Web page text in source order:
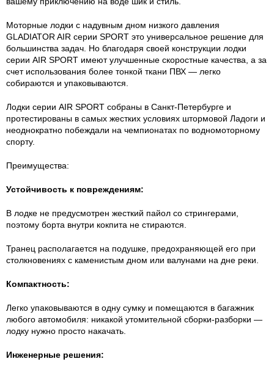
Моторные лодки с надувным дном низкого давления
GLADIATOR AIR серии SPORT это универсальное решение для
большинства задач. Но благодаря своей конструкции лодки
серии AIR SPORT имеют улучшенные скоростные качества, а за
счет использования более тонкой ткани ПВХ — легко
собираются и упаковываются.
Лодки серии AIR SPORT собраны в Санкт-Петербурге и
протестированы в самых жестких условиях штормовой Ладоги и
неоднократно побеждали на чемпионатах по водномоторному
спорту.
Преимущества:
Устойчивость к повреждениям:
В лодке не предусмотрен жесткий пайол со стрингерами,
поэтому борта внутри кокпита не стираются.
Транец располагается на подушке, предохраняющей его при
столкновениях с каменистым дном или валунами на дне реки.
Компактность:
Легко упаковываются в одну сумку и помещаются в багажник
любого автомобиля: никакой утомительной сборки-разборки —
лодку нужно просто накачать.
Инженерные решения: